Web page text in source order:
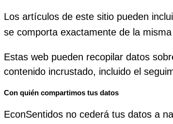
Los artículos de este sitio pueden
se comporta exactamente de la
Estas web pueden recopilar datos
contenido incrustado, incluido el
Con quién compartimos tus datos
EconSentidos no cederá tus datos a